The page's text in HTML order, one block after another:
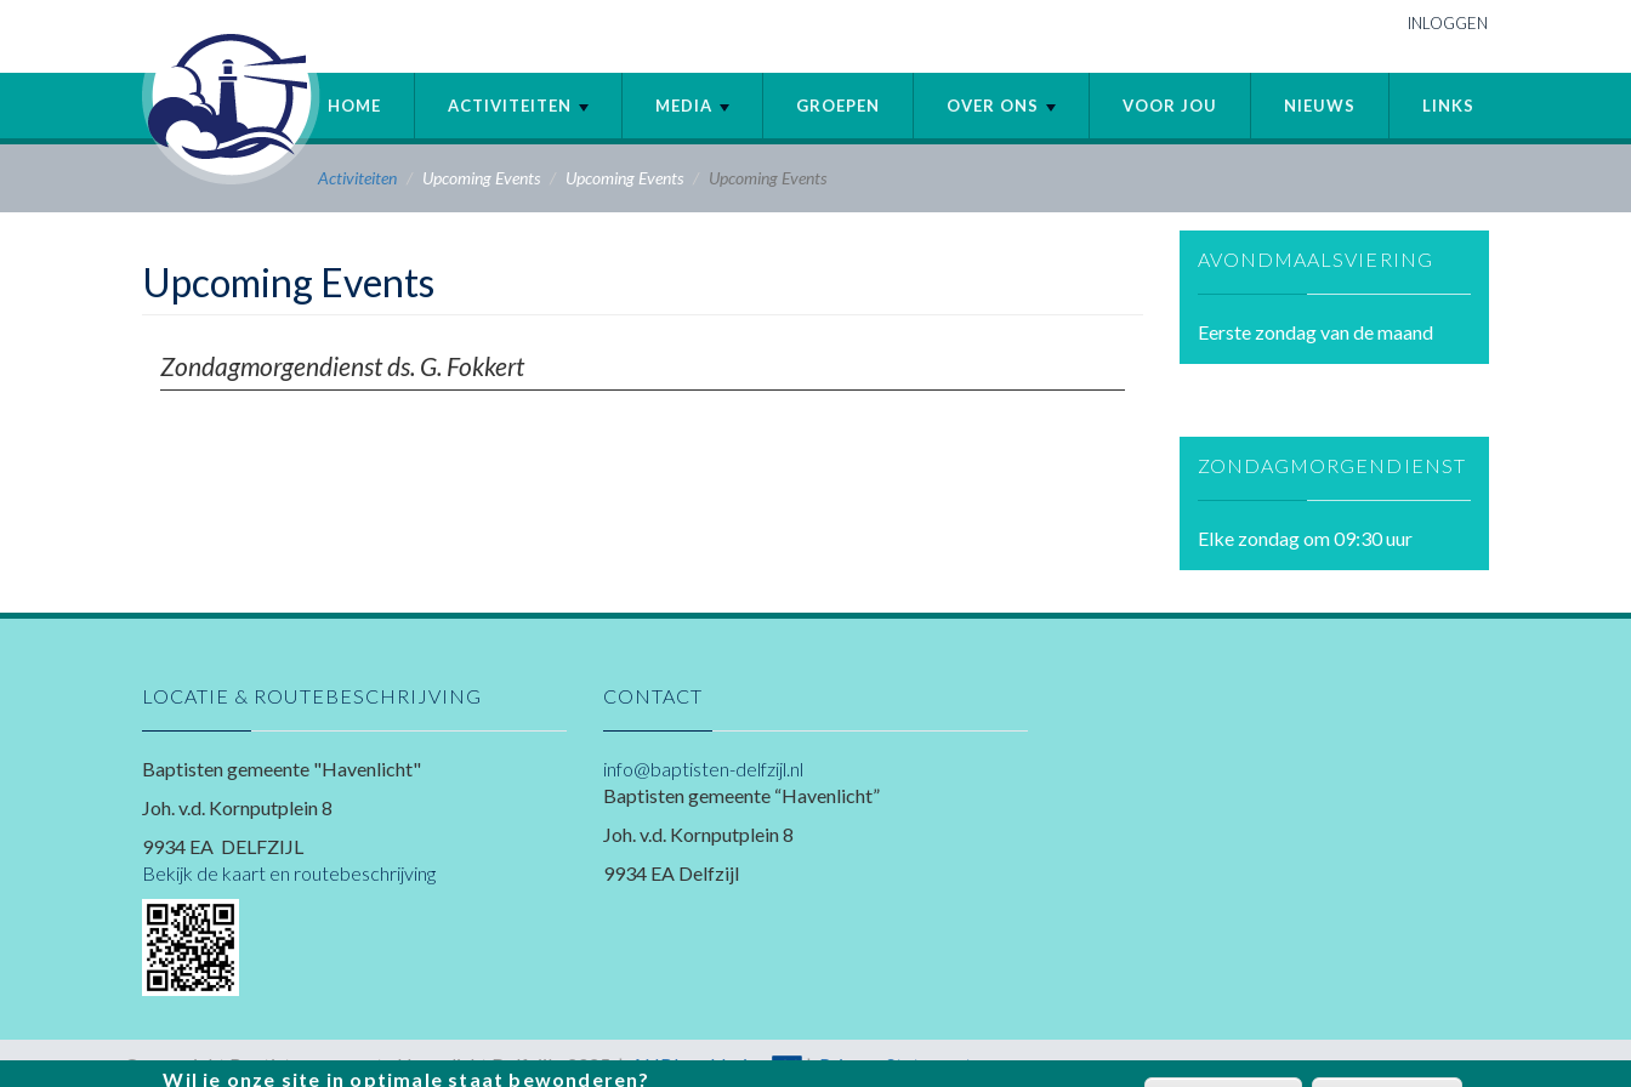
INLOGGEN
HOME ACTIVITEITEN MEDIA GROEPEN OVER ONS VOOR JOU NIEUWS LINKS
Activiteiten Upcoming Events Upcoming Events Upcoming Events
Upcoming Events
Zondagmorgendienst ds. G. Fokkert
AVONDMAALSVIERING
Eerste zondag van de maand
ZONDAGMORGENDIENST
Elke zondag om 09:30 uur
LOCATIE & ROUTEBESCHRIJVING
Baptisten gemeente "Havenlicht"
Joh. v.d. Kornputplein 8
9934 EA DELFZIJL
Bekijk de kaart en routebeschrijving
CONTACT
info@baptisten-delfzijl.nl
Baptisten gemeente “Havenlicht”
Joh. v.d. Kornputplein 8
9934 EA Delfzijl
© copyright Baptistengemeente Havenlicht Delfzijl - 2025 |ANBI verklaring |Privacy Statement
Wil je onze site in optimale staat bewonderen?